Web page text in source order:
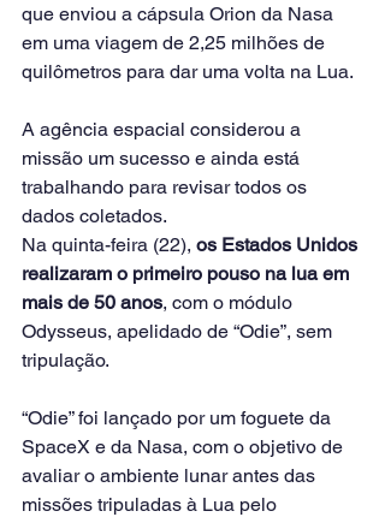
que enviou a cápsula Orion da Nasa
em uma viagem de 2,25 milhões de
quilômetros para dar uma volta na Lua.
A agência espacial considerou a
missão um sucesso e ainda está
trabalhando para revisar todos os
dados coletados.
Na quinta-feira (22), os Estados Unidos
realizaram o primeiro pouso na lua em
mais de 50 anos, com o módulo
Odysseus, apelidado de “Odie”, sem
tripulação.
“Odie” foi lançado por um foguete da
SpaceX e da Nasa, com o objetivo de
avaliar o ambiente lunar antes das
missões tripuladas à Lua pelo